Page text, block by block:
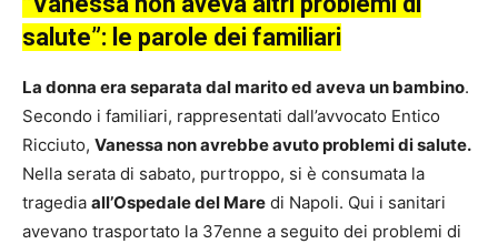
salute”: le parole dei familiari
La donna era separata dal marito ed aveva un bambino.
Secondo i familiari, rappresentati dall’avvocato Entico
Ricciuto, Vanessa non avrebbe avuto problemi di salute.
Nella serata di sabato, purtroppo, si è consumata la
tragedia all’Ospedale del Mare di Napoli. Qui i sanitari
avevano trasportato la 37enne a seguito dei problemi di